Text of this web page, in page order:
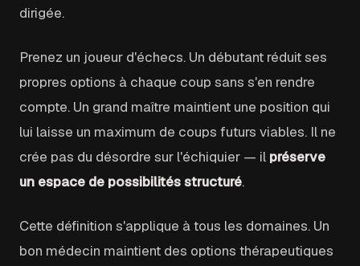
dirigée.
Prenez un joueur d'échecs. Un débutant réduit ses
propres options à chaque coup sans s'en rendre
compte. Un grand maître maintient une position qui
lui laisse un maximum de coups futurs viables. Il ne
crée pas du désordre sur l'échiquier — il préserve
un espace de possibilités structuré.
Cette définition s'applique à tous les domaines. Un
bon médecin maintient des options thérapeutiques